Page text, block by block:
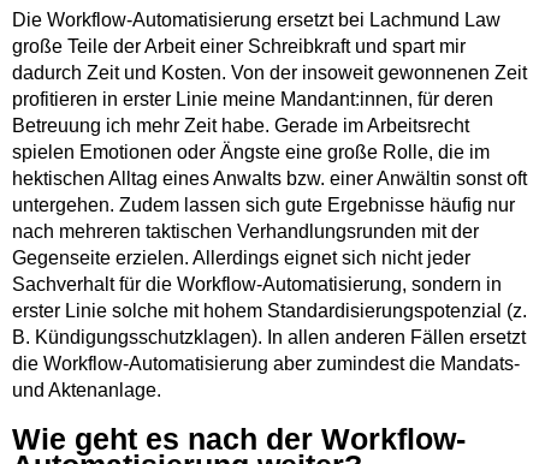
Die Workflow-Automatisierung ersetzt bei Lachmund Law
große Teile der Arbeit einer Schreibkraft und spart mir
dadurch Zeit und Kosten. Von der insoweit gewonnenen Zeit
profitieren in erster Linie meine Mandant:innen, für deren
Betreuung ich mehr Zeit habe. Gerade im Arbeitsrecht
spielen Emotionen oder Ängste eine große Rolle, die im
hektischen Alltag eines Anwalts bzw. einer Anwältin sonst oft
untergehen. Zudem lassen sich gute Ergebnisse häufig nur
nach mehreren taktischen Verhandlungsrunden mit der
Gegenseite erzielen. Allerdings eignet sich nicht jeder
Sachverhalt für die Workflow-Automatisierung, sondern in
erster Linie solche mit hohem Standardisierungspotenzial (z.
B. Kündigungsschutzklagen). In allen anderen Fällen ersetzt
die Workflow-Automatisierung aber zumindest die Mandats-
und Aktenanlage.
Wie geht es nach der Workflow-